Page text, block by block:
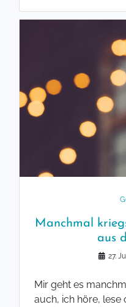
Manchmal
aus
27.
Mir geht es
auch, ich höre, lese